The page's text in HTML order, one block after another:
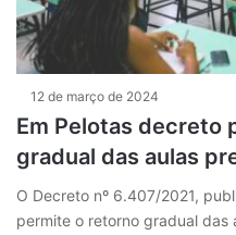
12 de março de 2024
Em Pelotas decreto
gradual das aulas
O Decreto nº 6.407/2021,
permite o retorno gradual das